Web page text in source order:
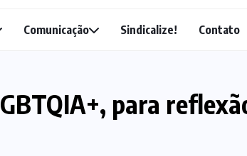
Comunicação Sindicalize! Contato
para